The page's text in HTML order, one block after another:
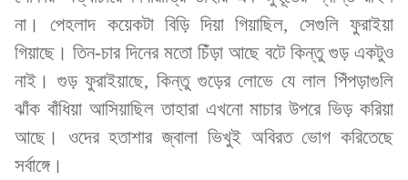
না। পেহলাদ কয়েকটা বিড়ি দিয়া গিয়াছিল, সেগুলি ফুরাইয়া
গিয়াছে। তিন-চার দিনের মতো চিঁড়া আছে বটে কিন্তু গুড় একটুও
নাই। গুড় ফুরাইয়াছে, কিন্তু গুড়ের লোভে যে লাল পিঁপড়াগুলি
ঝাঁক বাঁধিয়া আসিয়াছিল তাহারা এখনো মাচার উপরে ভিড় করিয়া
আছে। ওদের হতাশার জ্বালা ভিখুই অবিরত ভোগ করিতেছে
সর্বাঙ্গে।